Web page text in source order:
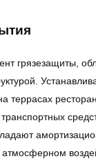
грязезащиты,
террасах
атмосферном